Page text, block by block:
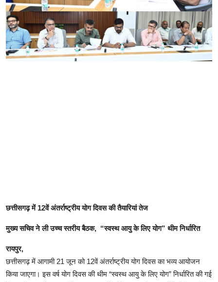
छत्तीसगढ़ में 12वें अंतर्राष्ट्रीय योग दिवस की तैयारियां तेज
मुख्य सचिव ने ली उच्च स्तरीय बैठक, “स्वस्थ आयु के लिए योग” थीम निर्धारित
रायपुर,
छत्तीसगढ़ में आगामी 21 जून को 12वें अंतर्राष्ट्रीय योग दिवस का भव्य आयोजन
किया जाएगा। इस वर्ष योग दिवस की थीम “स्वस्थ आयु के लिए योग” निर्धारित की गई